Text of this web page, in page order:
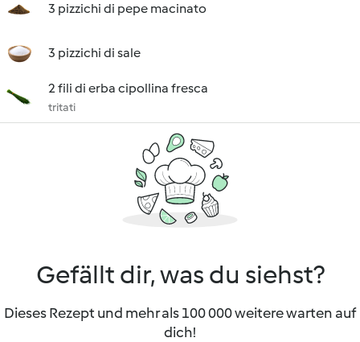
3 pizzichi di pepe macinato
3 pizzichi di sale
2 fili di erba cipollina fresca
tritati
Gefällt dir, was du siehst?
Dieses Rezept und mehr als 100 000 weitere warten auf
dich!